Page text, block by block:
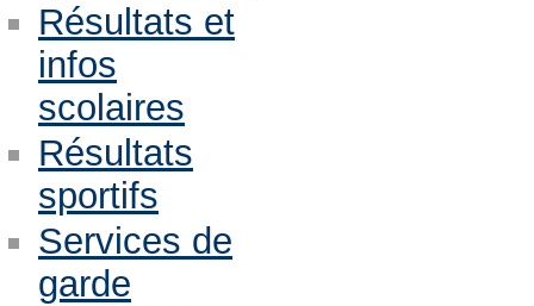
Résultats et
infos
scolaires
Résultats
sportifs
Services de
garde